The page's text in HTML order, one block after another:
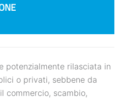
potenzialmente rilasciata in
o privati, sebbene da
commercio, scambio,